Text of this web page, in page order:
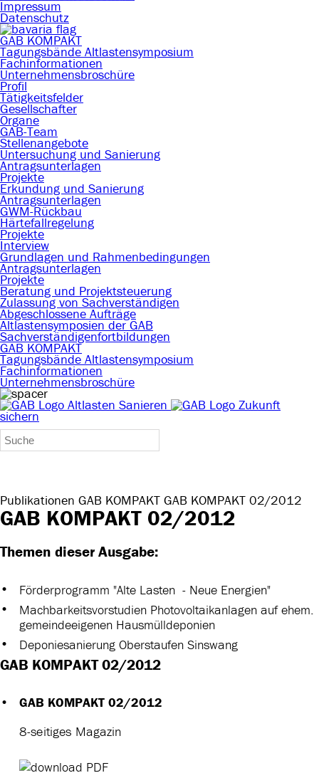
Impressum
Datenschutz
GAB KOMPAKT
Tagungsbände Altlastensymposium
Fachinformationen
Unternehmensbroschüre
Profil
Tätigkeitsfelder
Gesellschafter
Organe
GAB-Team
Stellenangebote
Untersuchung und Sanierung
Antragsunterlagen
Projekte
Erkundung und Sanierung
Antragsunterlagen
GWM-Rückbau
Härtefallregelung
Projekte
Interview
Grundlagen und Rahmenbedingungen
Antragsunterlagen
Projekte
Beratung und Projektsteuerung
Zulassung von Sachverständigen
Abgeschlossene Aufträge
Altlastensymposien der GAB
Sachverständigenfortbildungen
GAB KOMPAKT
Tagungsbände Altlastensymposium
Fachinformationen
Unternehmensbroschüre
Altlasten Sanieren
Zukunft
sichern
Publikationen GAB KOMPAKT GAB KOMPAKT 02/2012
GAB KOMPAKT 02/2012
Themen dieser Ausgabe:
Förderprogramm "Alte Lasten - Neue Energien"
Machbarkeitsvorstudien Photovoltaikanlagen auf ehem.
gemeindeeigenen Hausmülldeponien
Deponiesanierung Oberstaufen Sinswang
GAB KOMPAKT 02/2012
GAB KOMPAKT 02/2012
8-seitiges Magazin